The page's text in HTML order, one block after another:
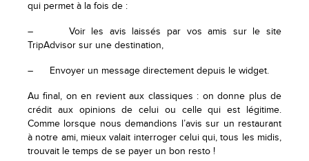
qui permet à la fois de :
– Voir les avis laissés par vos amis sur le site
TripAdvisor sur une destination,
– Envoyer un message directement depuis le widget.
Au final, on en revient aux classiques : on donne plus de
crédit aux opinions de celui ou celle qui est légitime.
Comme lorsque nous demandions l’avis sur un restaurant
à notre ami, mieux valait interroger celui qui, tous les midis,
trouvait le temps de se payer un bon resto !